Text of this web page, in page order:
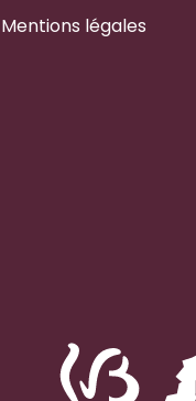
Mentions légales